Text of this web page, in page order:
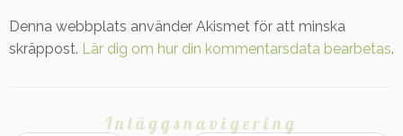
Denna webbplats använder Akismet för att minska
skräppost. Lär dig om hur din kommentarsdata bearbetas.
Inläggsnavigering